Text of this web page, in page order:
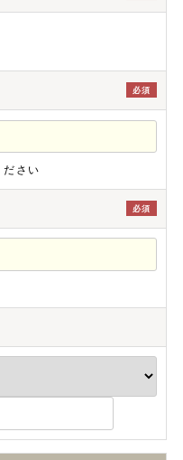
必須
ださい
必須